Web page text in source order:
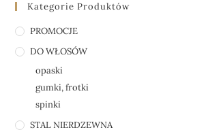
Kategorie Produktów
PROMOCJE
DO WŁOSÓW
opaski
gumki, frotki
spinki
STAL NIERDZEWNA